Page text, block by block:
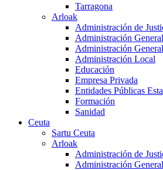
Tarragona
Arloak
Administración de
Administración
Administración
Administración Local
Educación
Empresa Privada
Entidades Públicas
Formación
Sanidad
Ceuta
Sartu Ceuta
Arloak
Administración de
Administración